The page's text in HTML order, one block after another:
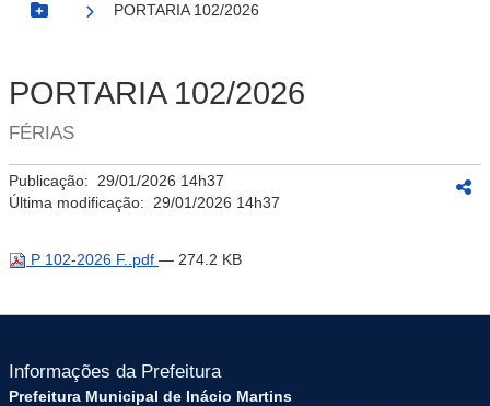
Botão Menu
PORTARIA 102/2026
PORTARIA 102/2026
FÉRIAS
Publicação: 29/01/2026 14h37
Última modificação: 29/01/2026 14h37
P 102-2026 F..pdf — 274.2 KB
Informações da Prefeitura
Prefeitura Municipal de Inácio Martins